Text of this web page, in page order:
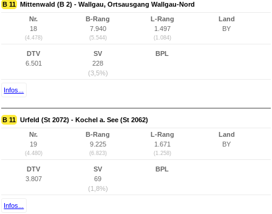
B 11 Mittenwald (B 2) - Wallgau, Ortsausgang Wallgau-Nord
Nr.
18
(4.478)
B-Rang
7.940
(5.544)
L-Rang
1.497
(1.084)
Land
BY
DTV
6.501
SV
228
(3,5%)
BPL
Infos...
B 11 Urfeld (St 2072) - Kochel a. See (St 2062)
Nr.
19
(4.480)
B-Rang
9.225
(6.823)
L-Rang
1.671
(1.258)
Land
BY
DTV
3.807
SV
69
(1,8%)
BPL
Infos...